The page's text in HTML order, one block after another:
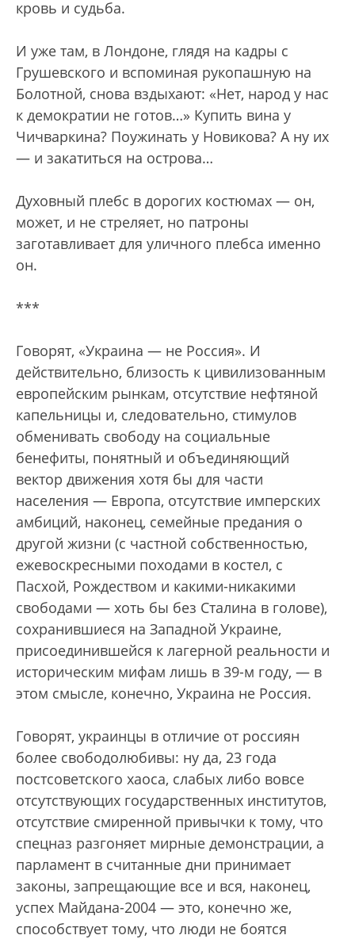
кровь и судьба.
И уже там, в Лондоне, глядя на кадры с
Грушевского и вспоминая рукопашную на
Болотной, снова вздыхают: «Нет, народ у нас
к демократии не готов…» Купить вина у
Чичваркина? Поужинать у Новикова? А ну их
— и закатиться на острова…
Духовный плебс в дорогих костюмах — он,
может, и не стреляет, но патроны
заготавливает для уличного плебса именно
он.
***
Говорят, «Украина — не Россия». И
действительно, близость к цивилизованным
европейским рынкам, отсутствие нефтяной
капельницы и, следовательно, стимулов
обменивать свободу на социальные
бенефиты, понятный и объединяющий
вектор движения хотя бы для части
населения — Европа, отсутствие имперских
амбиций, наконец, семейные предания о
другой жизни (с частной собственностью,
ежевоскресными походами в костел, с
Пасхой, Рождеством и какими-никакими
свободами — хоть бы без Сталина в голове),
сохранившиеся на Западной Украине,
присоединившейся к лагерной реальности и
историческим мифам лишь в 39-м году, — в
этом смысле, конечно, Украина не Россия.
Говорят, украинцы в отличие от россиян
более свободолюбивы: ну да, 23 года
постсоветского хаоса, слабых либо вовсе
отсутствующих государственных институтов,
отсутствие смиренной привычки к тому, что
спецназ разгоняет мирные демонстрации, а
парламент в считанные дни принимает
законы, запрещающие все и вся, наконец,
успех Майдана-2004 — это, конечно же,
способствует тому, что люди не боятся